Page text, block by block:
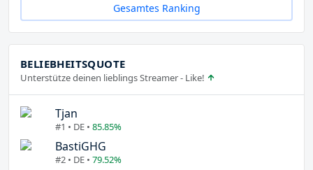
Gesamtes Ranking
BELIEBHEITSQUOTE
Unterstütze deinen lieblings Streamer - Like!
Tjan
#1 • DE • 85.85%
BastiGHG
#2 • DE • 79.52%